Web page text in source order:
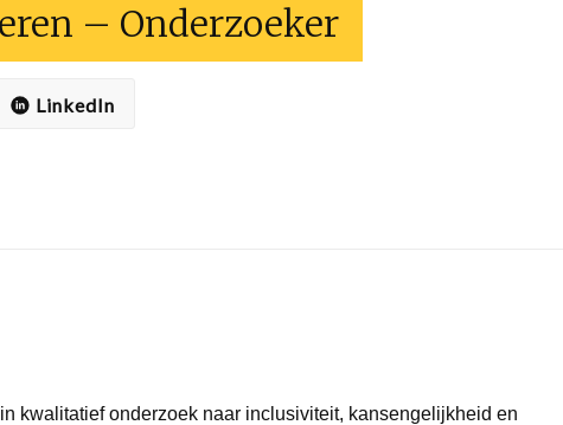
– Onderzoeker
LinkedIn
kwalitatief onderzoek naar inclusiviteit, kansengelijkheid en